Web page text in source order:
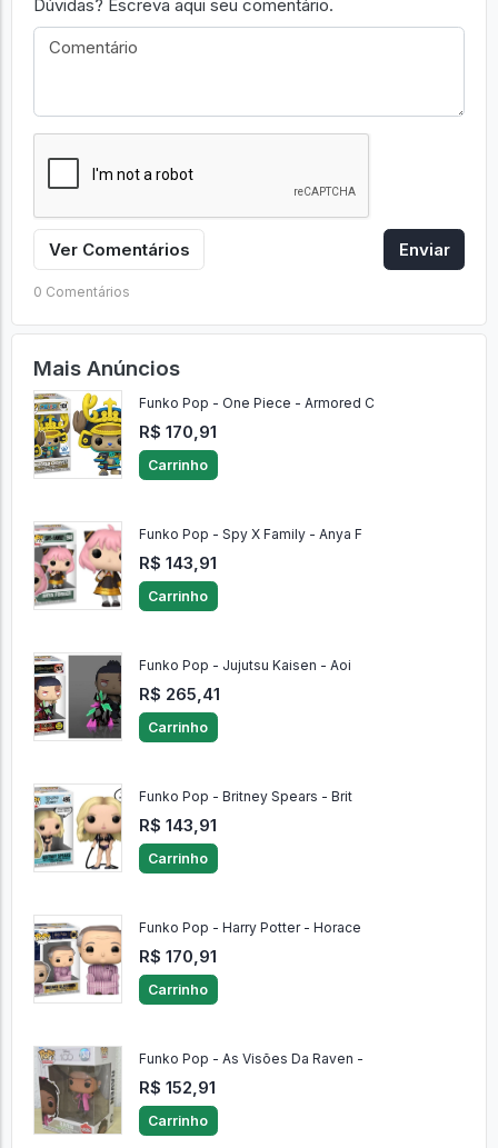
Dúvidas? Escreva aqui seu comentário.
Ver Comentários Enviar
0 Comentários
Mais Anúncios
Funko Pop - One Piece - Armored C
R$ 170,91
Carrinho
Funko Pop - Spy X Family - Anya F
R$ 143,91
Carrinho
Funko Pop - Jujutsu Kaisen - Aoi
R$ 265,41
Carrinho
Funko Pop - Britney Spears - Brit
R$ 143,91
Carrinho
Funko Pop - Harry Potter - Horace
R$ 170,91
Carrinho
Funko Pop - As Visões Da Raven -
R$ 152,91
Carrinho